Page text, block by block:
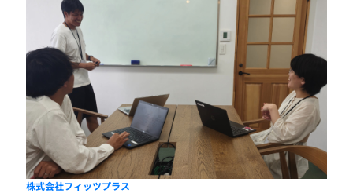
株式会社フィッツプラス